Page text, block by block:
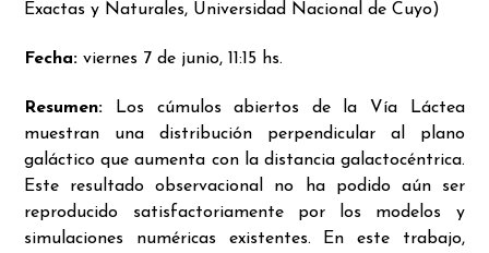
Exactas y Naturales, Universidad Nacional de Cuyo)
Fecha: viernes 7 de junio, 11:15 hs.
Resumen: Los cúmulos abiertos de la Vía Láctea
muestran una distribución perpendicular al plano
galáctico que aumenta con la distancia galactocéntrica.
Este resultado observacional no ha podido aún ser
reproducido satisfactoriamente por los modelos y
simulaciones numéricas existentes. En este trabajo,